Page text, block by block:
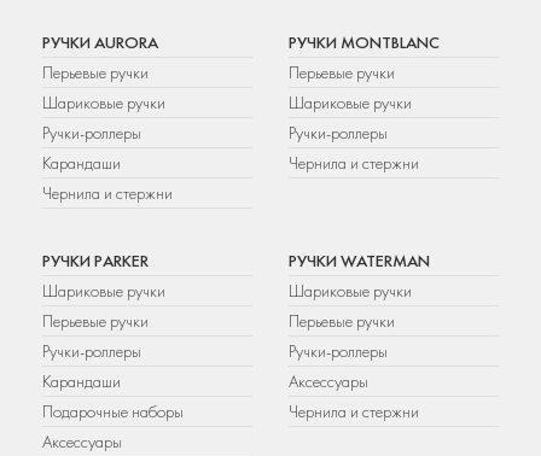
РУЧКИ AURORA
Перьевые ручки
Шариковые ручки
Ручки-роллеры
Карандаши
Чернила и стержни
РУЧКИ MONTBLANC
Перьевые ручки
Шариковые ручки
Ручки-роллеры
Чернила и стержни
РУЧКИ PARKER
Шариковые ручки
Перьевые ручки
Ручки-роллеры
Карандаши
Подарочные наборы
Аксессуары
РУЧКИ WATERMAN
Шариковые ручки
Перьевые ручки
Ручки-роллеры
Аксессуары
Чернила и стержни